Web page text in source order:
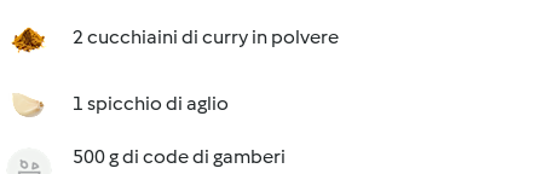
2 cucchiaini di curry in polvere
1 spicchio di aglio
500 g di code di gamberi